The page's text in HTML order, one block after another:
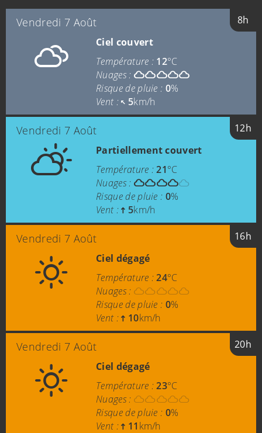
Vendredi 7 Août
8h
Ciel couvert
Température : 12°C
Nuages :
Risque de pluie : 0%
Vent : 5km/h
Vendredi 7 Août
12h
Partiellement couvert
Température :21°C
Nuages :
Risque de pluie : 0%
Vent : 5km/h
Vendredi 7 Août
16h
Ciel dégagé
Température :24°C
Nuages :
Risque de pluie : 0%
Vent : 10km/h
Vendredi 7 Août
20h
Ciel dégagé
Température :23°C
Nuages :
Risque de pluie : 0%
Vent : 11 km/h